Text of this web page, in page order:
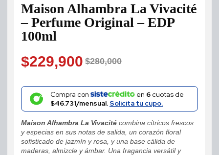
Maison Alhambra La Vivacité
– Perfume Original – EDP
100ml
$280,000
Original
price
was:
$280,000.
$229,900
Current
price
is:
$229,900.
Compra con en 6cuotas de
$46.731/mensual.Solicita tu cupo.
Maison Alhambra La Vivacité combina cítricos frescos
y especias en sus notas de salida, un corazón floral
sofisticado de jazmín y rosa, y una base cálida de
maderas, almizcle y ámbar. Una fragancia versátil y